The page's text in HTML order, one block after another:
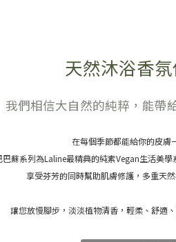
天然沐浴香
我們相信大自然的純粹，能帶
在每個季節都能給你的皮膚
蘇系列為Laline最精典的純素Vegan生活美
享受芬芳的同時幫助肌膚修護， 多重天
讓您放慢腳步，淡淡植物清香，輕柔、舒適